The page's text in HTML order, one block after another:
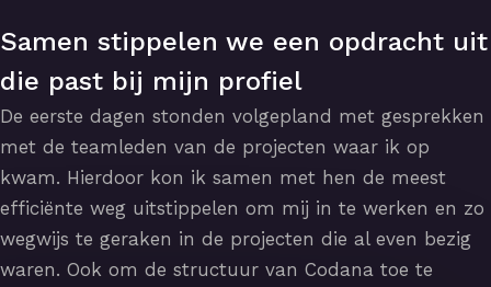
Samen stippelen we een opdracht uit
die past bij mijn profiel
De eerste dagen stonden volgepland met gesprekken
met de teamleden van de projecten waar ik op
kwam. Hierdoor kon ik samen met hen de meest
efficiënte weg uitstippelen om mij in te werken en zo
wegwijs te geraken in de projecten die al even bezig
waren. Ook om de structuur van Codana toe te